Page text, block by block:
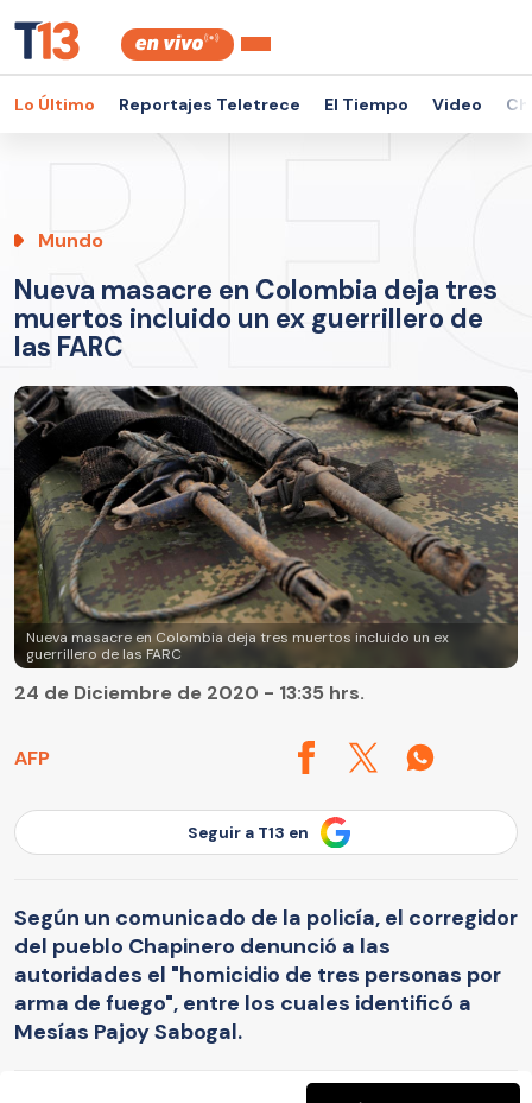
Lo Último Reportajes Teletrece El Tiempo Video
Mundo
Nueva masacre en Colombia deja tres
muertos incluido un ex guerrillero de
las FARC
Nueva masacre en Colombia deja tres muertos incluido un ex
guerrillero de las FARC
AFP
24 de Diciembre de 2020 - 13:35 hrs.
Seguir a T13 en
Según un comunicado de la policía, el corregidor
del pueblo Chapinero denunció a las
autoridades el "homicidio de tres personas por
arma de fuego", entre los cuales identificó a
Mesías Pajoy Sabogal.